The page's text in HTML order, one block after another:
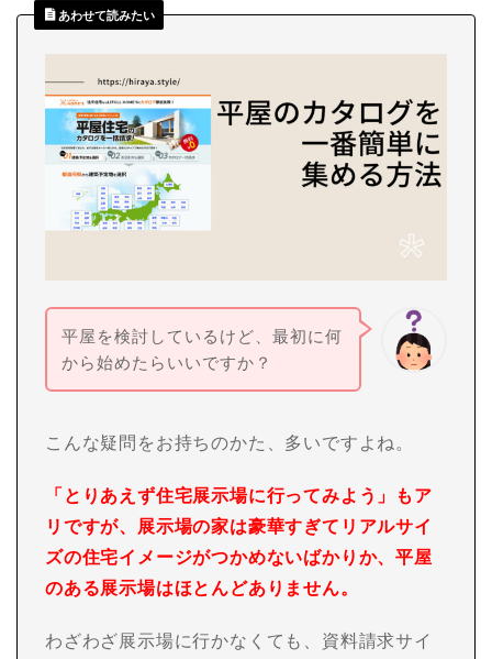
あわせて読みたい
平屋を検討しているけど、最初に何
から始めたらいいですか？
こんな疑問をお持ちのかた、多いですよね。
「とりあえず住宅展示場に行ってみよう」もア
リですが、展示場の家は豪華すぎてリアルサイ
ズの住宅イメージがつかめないばかりか、平屋
のある展示場はほとんどありません。
わざわざ展示場に行かなくても、資料請求サイ